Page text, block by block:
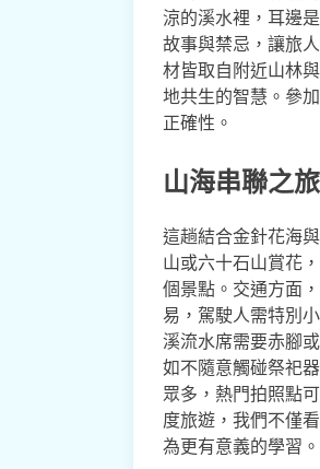
涼的溪水裡，耳邊
故事與禁忌，讓旅
材皆取自附近山林
地共生的智慧。參
正確性。
山海串聯之
這趟結合金針花海
山或六十石山賞花
個景點。交通方面
易，駕駛人需特別
溪流水席需要赤腳
如不隨意觸碰祭祀
眾多，熱門拍照點
度旅遊，我們不僅
為更有意義的學習。